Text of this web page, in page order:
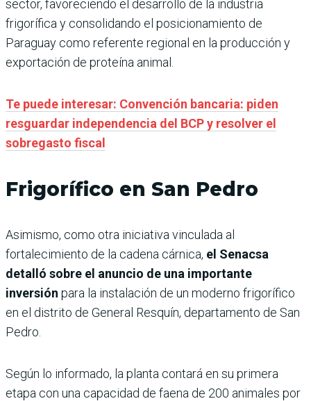
sector, favoreciendo el desarrollo de la industria
frigorífica y consolidando el posicionamiento de
Paraguay como referente regional en la producción y
exportación de proteína animal.
Te puede interesar: Convención bancaria: piden
resguardar independencia del BCP y resolver el
sobregasto fiscal
Frigorífico en San Pedro
Asimismo, como otra iniciativa vinculada al
fortalecimiento de la cadena cárnica, el Senacsa
detalló sobre el anuncio de una importante
inversión para la instalación de un moderno frigorífico
en el distrito de General Resquín, departamento de San
Pedro.
Según lo informado, la planta contará en su primera
etapa con una capacidad de faena de 200 animales por